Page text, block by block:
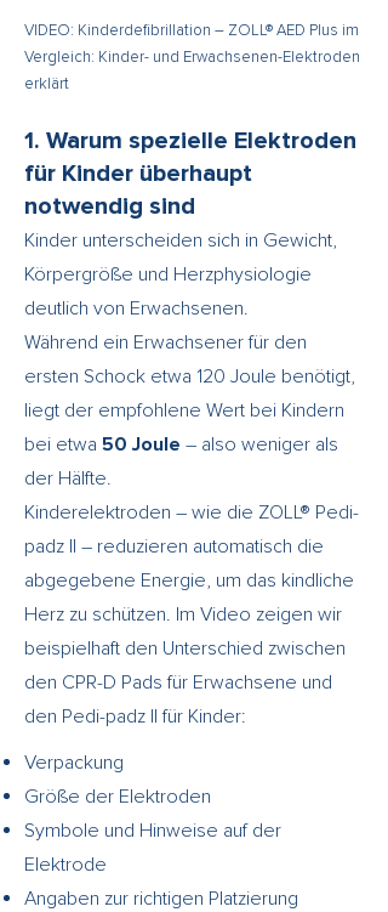
VIDEO: Kinderdefibrillation – ZOLL® AED Plus im
Vergleich: Kinder- und Erwachsenen-Elektroden
erklärt
1. Warum spezielle Elektroden
für Kinder überhaupt
notwendig sind
Kinder unterscheiden sich in Gewicht,
Körpergröße und Herzphysiologie
deutlich von Erwachsenen.
Während ein Erwachsener für den
ersten Schock etwa 120 Joule benötigt,
liegt der empfohlene Wert bei Kindern
bei etwa 50 Joule – also weniger als
der Hälfte.
Kinderelektroden – wie die ZOLL® Pedi-
padz II – reduzieren automatisch die
abgegebene Energie, um das kindliche
Herz zu schützen. Im Video zeigen wir
beispielhaft den Unterschied zwischen
den CPR-D Pads für Erwachsene und
den Pedi-padz II für Kinder:
Verpackung
Größe der Elektroden
Symbole und Hinweise auf der
Elektrode
Angaben zur richtigen Platzierung